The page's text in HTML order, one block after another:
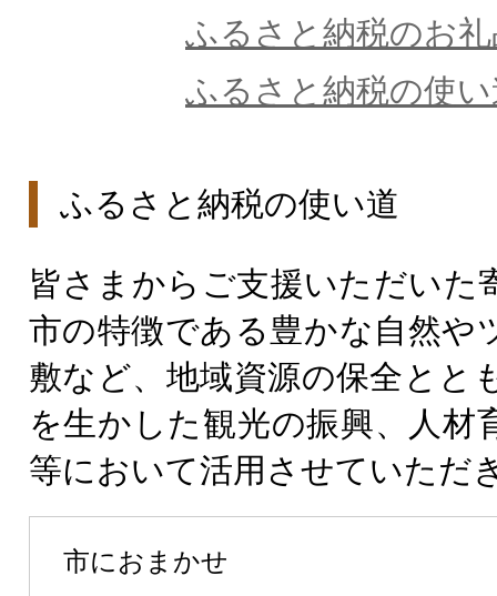
ふるさと納税のお
ふるさと納税の使
ふるさと納税の使い道
皆さまからご支援いただいた
市の特徴である豊かな自然や
敷など、地域資源の保全とと
を生かした観光の振興、人材
等において活用させていただ
市におまかせ